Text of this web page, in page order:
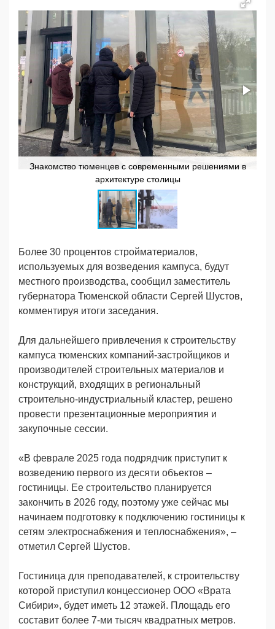
Знакомство тюменцев с современными решениями в
архитектуре столицы
Более 30 процентов стройматериалов,
используемых для возведения кампуса, будут
местного производства, сообщил заместитель
губернатора Тюменской области Сергей Шустов,
комментируя итоги заседания.
Для дальнейшего привлечения к строительству
кампуса тюменских компаний-застройщиков и
производителей строительных материалов и
конструкций, входящих в региональный
строительно-индустриальный кластер, решено
провести презентационные мероприятия и
закупочные сессии.
«В феврале 2025 года подрядчик приступит к
возведению первого из десяти объектов –
гостиницы. Ее строительство планируется
закончить в 2026 году, поэтому уже сейчас мы
начинаем подготовку к подключению гостиницы к
сетям электроснабжения и теплоснабжения», –
отметил Сергей Шустов.
Гостиница для преподавателей, к строительству
которой приступил концессионер ООО «Врата
Сибири», будет иметь 12 этажей. Площадь его
составит более 7-ми тысяч квадратных метров.